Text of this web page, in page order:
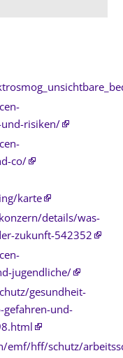
risiken/
co/
karte
details/was-
zukunft-542352
jugendliche/
gesundheit-
und-
emf/hff/schutz/